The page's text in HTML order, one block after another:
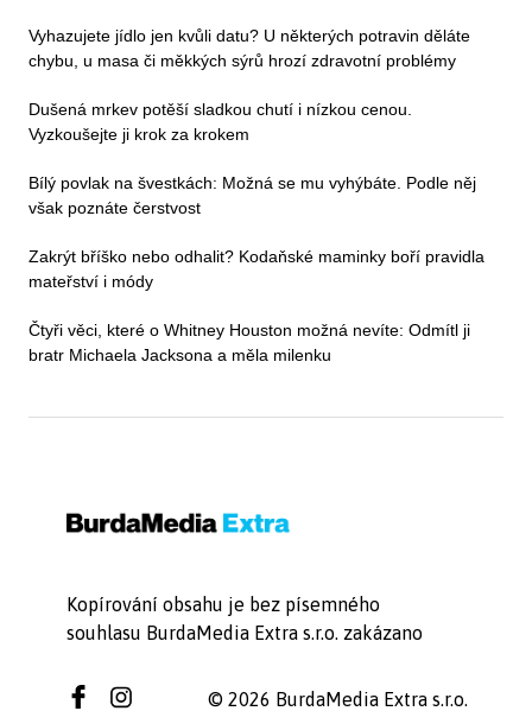
Vyhazujete jídlo jen kvůli datu? U některých potravin děláte
chybu, u masa či měkkých sýrů hrozí zdravotní problémy
Dušená mrkev potěší sladkou chutí i nízkou cenou.
Vyzkoušejte ji krok za krokem
Bílý povlak na švestkách: Možná se mu vyhýbáte. Podle něj
však poznáte čerstvost
Zakrýt bříško nebo odhalit? Kodaňské maminky boří pravidla
mateřství i módy
Čtyři věci, které o Whitney Houston možná nevíte: Odmítl ji
bratr Michaela Jacksona a měla milenku
Kopírování obsahu je bez písemného
souhlasu BurdaMedia Extra s.r.o. zakázano
© 2026 BurdaMedia Extra s.r.o.